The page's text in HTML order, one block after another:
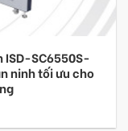
ISD-SC6550S-
ninh tối ưu cho